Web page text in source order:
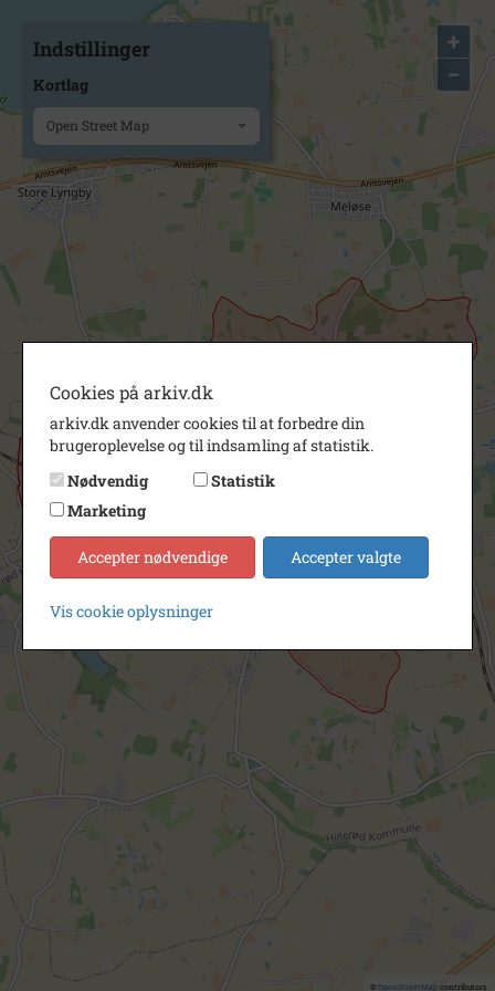
+
−
© OpenStreetMapcontributors.
Indstillinger
Kortlag
Open Street Map
Cookies på arkiv.dk
arkiv.dk anvender cookies til at forbedre din
brugeroplevelse og til indsamling af statistik.
Nødvendig
Statistik
Marketing
Accepter nødvendige Accepter valgte
Vis cookie oplysninger